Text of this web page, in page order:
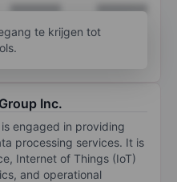
XXXXXXX
XXXXXXX
te krijgen tot
Inc.
engaged in providing
processing services. It is
Internet of Things (IoT)
and operational